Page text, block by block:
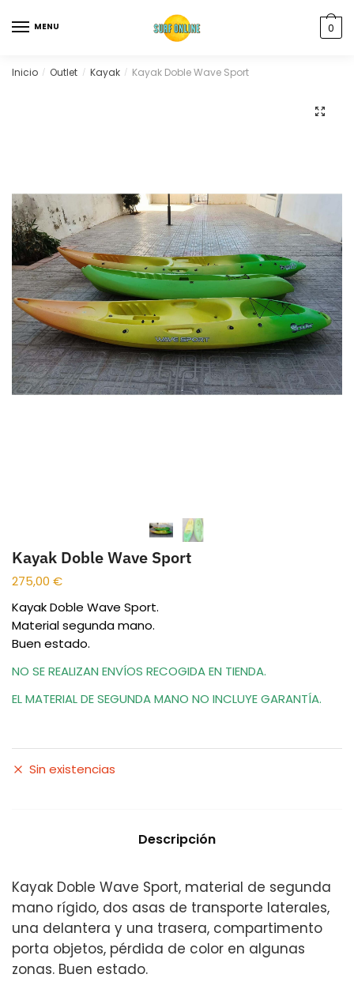
MENU 0
Inicio / Outlet / Kayak / Kayak Doble Wave Sport
🔍
Kayak Doble Wave Sport
275,00 €
Kayak Doble Wave Sport.
Material segunda mano.
Buen estado.
NO SE REALIZAN ENVÍOS RECOGIDA EN TIENDA.
EL MATERIAL DE SEGUNDA MANO NO INCLUYE GARANTÍA.
Sin existencias
Descripción
Kayak Doble Wave Sport, material de segunda
mano rígido, dos asas de transporte laterales,
una delantera y una trasera, compartimento
porta objetos, pérdida de color en algunas
zonas. Buen estado.